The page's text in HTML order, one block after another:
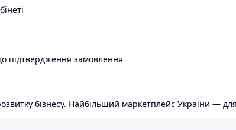
підтвердження замовлення
бізнесу. Найбільший маркетплейс України —